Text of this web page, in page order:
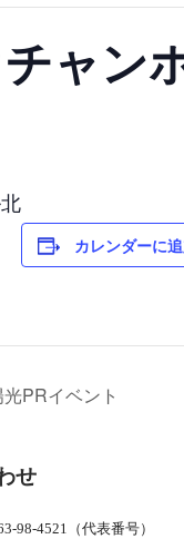
ャン
カレンダーに
PRイベント
せ
98-4521（代表番号）